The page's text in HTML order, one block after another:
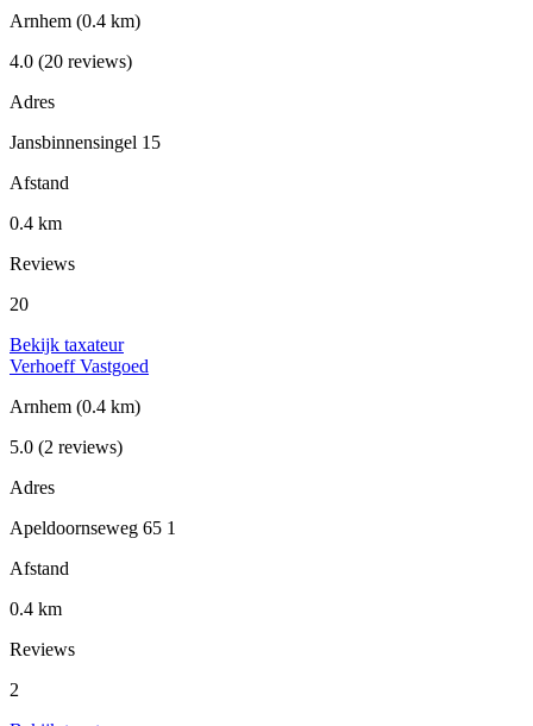
Arnhem (0.4 km)
4.0 (20 reviews)
Adres
Jansbinnensingel 15
Afstand
0.4 km
Reviews
20
Bekijk taxateur
Verhoeff Vastgoed
Arnhem (0.4 km)
5.0 (2 reviews)
Adres
Apeldoornseweg 65 1
Afstand
0.4 km
Reviews
2